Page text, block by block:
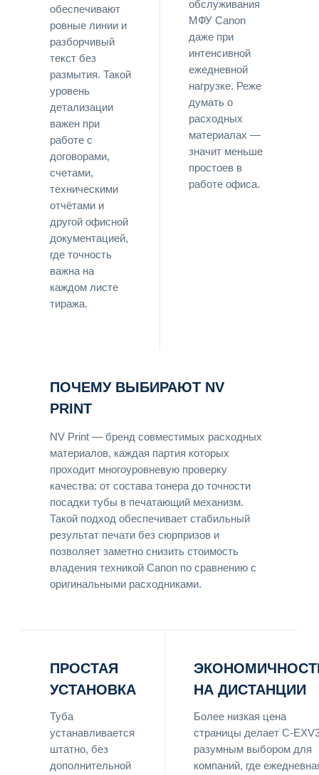
обеспечивают
ровные линии и
разборчивый
текст без
размытия. Такой
уровень
детализации
важен при
работе с
договорами,
счетами,
техническими
отчётами и
другой офисной
документацией,
где точность
важна на
каждом листе
тиража.
обслуживания
МФУ Canon
даже при
интенсивной
ежедневной
нагрузке. Реже
думать о
расходных
материалах —
значит меньше
простоев в
работе офиса.
ПОЧЕМУ ВЫБИРАЮТ NV
PRINT
NV Print — бренд совместимых расходных
материалов, каждая партия которых
проходит многоуровневую проверку
качества: от состава тонера до точности
посадки тубы в печатающий механизм.
Такой подход обеспечивает стабильный
результат печати без сюрпризов и
позволяет заметно снизить стоимость
владения техникой Canon по сравнению с
оригинальными расходниками.
ПРОСТАЯ
УСТАНОВКА
Туба
устанавливается
штатно, без
дополнительной
НА ДИСТАНЦИИ
Более низкая цена
страницы делает C-
разумным выбором для
компаний, где